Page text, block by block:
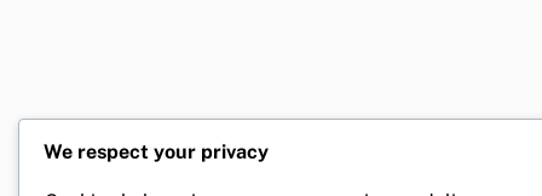
We respect your privacy